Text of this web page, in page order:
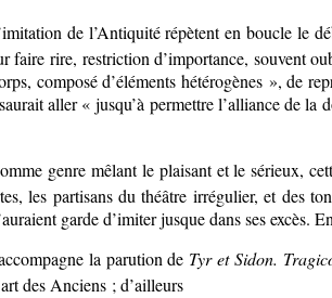
de l’Antiquité répètent en boucle le
rire, restriction d’importance, souvent
composé d’éléments hétérogènes », de
aller « jusqu’à permettre l’alliance de la
genre mêlant le plaisant et le sérieux,
les partisans du théâtre irrégulier, et des
garde d’imiter jusque dans ses excès.
la parution de Tyr et Sidon.
des Anciens ; d’ailleurs